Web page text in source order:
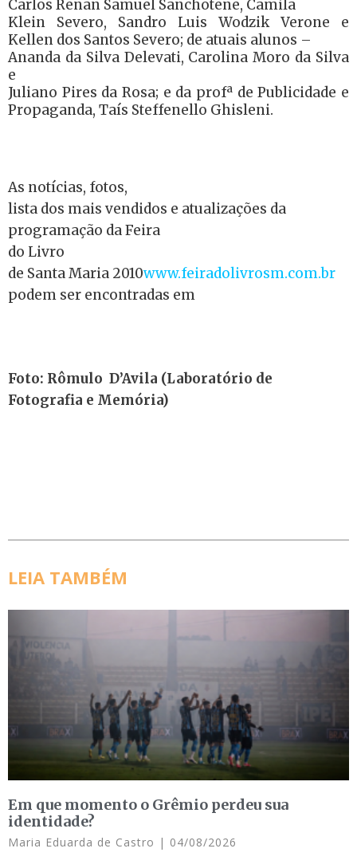
Carlos Renan Samuel Sanchotene, Camila
Klein Severo, Sandro Luis Wodzik Verone e
Kellen dos Santos Severo; de atuais alunos –
Ananda da Silva Delevati, Carolina Moro da Silva
e
Juliano Pires da Rosa; e da profª de Publicidade e
Propaganda, Taís Steffenello Ghisleni.
As notícias, fotos,
lista dos mais vendidos e atualizações da
programação da Feira
do Livro
de Santa Maria 2010www.feiradolivrosm.com.br
podem ser encontradas em
Foto: Rômulo D’Avila (Laboratório de
Fotografia e Memória)
LEIA TAMBÉM
Em que momento o Grêmio perdeu sua
identidade?
Maria Eduarda de Castro 04/08/2026